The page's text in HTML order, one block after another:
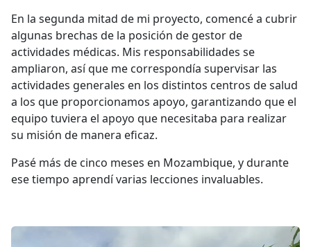
En la segunda mitad de mi proyecto, comencé a cubrir
algunas brechas de la posición de gestor de
actividades médicas. Mis responsabilidades se
ampliaron, así que me correspondía supervisar las
actividades generales en los distintos centros de salud
a los que proporcionamos apoyo, garantizando que el
equipo tuviera el apoyo que necesitaba para realizar
su misión de manera eficaz.
Pasé más de cinco meses en Mozambique, y durante
ese tiempo aprendí varias lecciones invaluables.